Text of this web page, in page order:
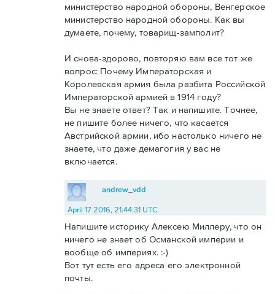
министерство народной обороны, Венгерское
министерство народной обороны. Как вы
думаете, почему, товарищ-замполит?
И снова-здорово, повторяю вам все тот же
вопрос: Почему Императорская и
Королевская армия была разбита Российской
Императорской армией в 1914 году?
Вы не знаете ответ? Так и напишите. Точнее,
не пишите более ничего, что касается
Австрийской армии, ибо настолько ничего не
знаете, что даже демагогия у вас не
включается.
andrew_vdd
April 17 2016, 21:44:31 UTC
Напишите историку Алексею Миллеру, что он
ничего не знает об Османской империи и
вообще об империях. :-)
Вот тут есть его адреса его электронной
почты.